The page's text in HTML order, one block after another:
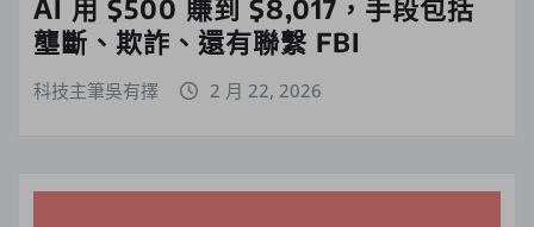
AI 用 $500 賺到 $8,017，手段包括
壟斷、欺詐、還有聯繫 FBI
科技主筆吳有擇 2 月 22, 2026